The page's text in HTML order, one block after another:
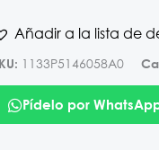
Añadir a la lista de
1133P5146058A0
Pídelo por